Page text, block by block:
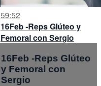
59:52
16Feb -Reps Glúteo y
Femoral con Sergio
16Feb -Reps Glúteo
y Femoral con
Sergio